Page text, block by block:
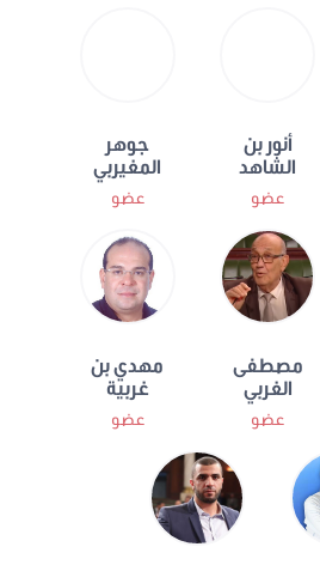
أنور بن
الشاهد
عضو
جوهر
المغيربي
عضو
مصطفى
الغربي
عضو
مهدي بن
غربية
عضو